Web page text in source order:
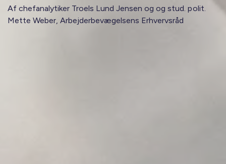
Af chefanalytiker Troels Lund Jensen og og stud. polit.
Mette Weber, Arbejderbevægelsens Erhvervsråd